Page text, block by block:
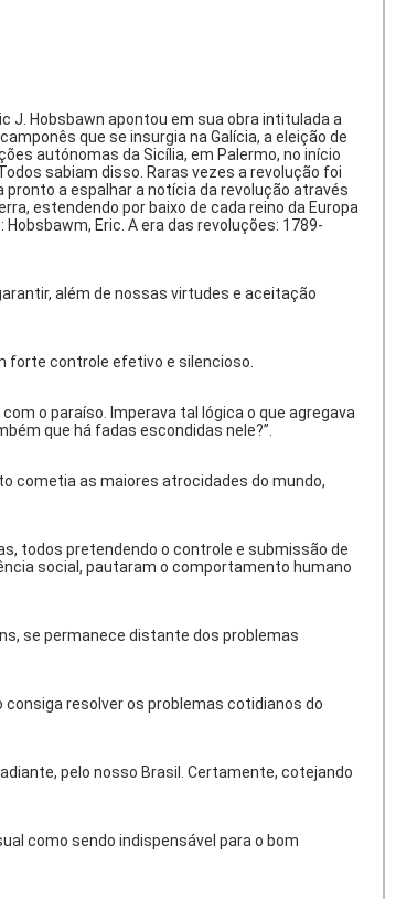
J. Hobsbawn apontou em sua obra intitulada a
que se insurgia na Galícia, a eleição de
autónomas da Sicília, em Palermo, no início
sabiam disso. Raras vezes a revolução foi
a espalhar a notícia da revolução através
estendendo por baixo de cada reino da Europa
Hobsbawm, Eric. A era das revoluções: 1789-
além de nossas virtudes e aceitação
forte controle efetivo e silencioso.
o paraíso. Imperava tal lógica o que agregava
que há fadas escondidas nele?”.
cometia as maiores atrocidades do mundo,
todos pretendendo o controle e submissão de
social, pautaram o comportamento humano
se permanece distante dos problemas
resolver os problemas cotidianos do
pelo nosso Brasil. Certamente, cotejando
como sendo indispensável para o bom